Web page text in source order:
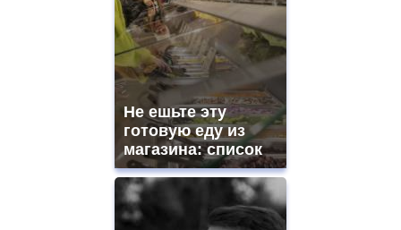
Не ешьте эту
готовую еду из
магазина: список